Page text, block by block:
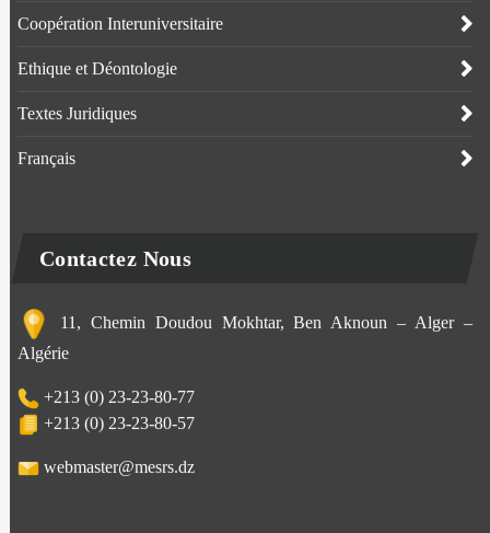
Coopération Interuniversitaire
Ethique et Déontologie
Textes Juridiques
Français
Contactez Nous
11, Chemin Doudou Mokhtar, Ben Aknoun – Alger –
Algérie
+213 (0) 23-23-80-77
+213 (0) 23-23-80-57
webmaster@mesrs.dz